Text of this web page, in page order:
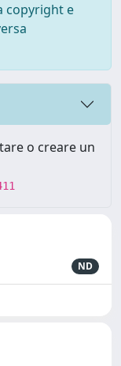
copyright e
o creare un
ND